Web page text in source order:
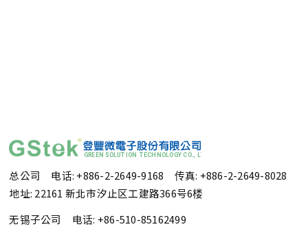
总公司 电话: +886-2-2649-9168
传真: +886-2-2649-8028
地址: 22161 新北市汐止区工建路366号6楼
无锡子公司 电话: +86-510-85162499